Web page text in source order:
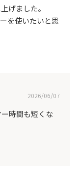
上げました。
を使いたいと思
2026/06/07
時間も短くな